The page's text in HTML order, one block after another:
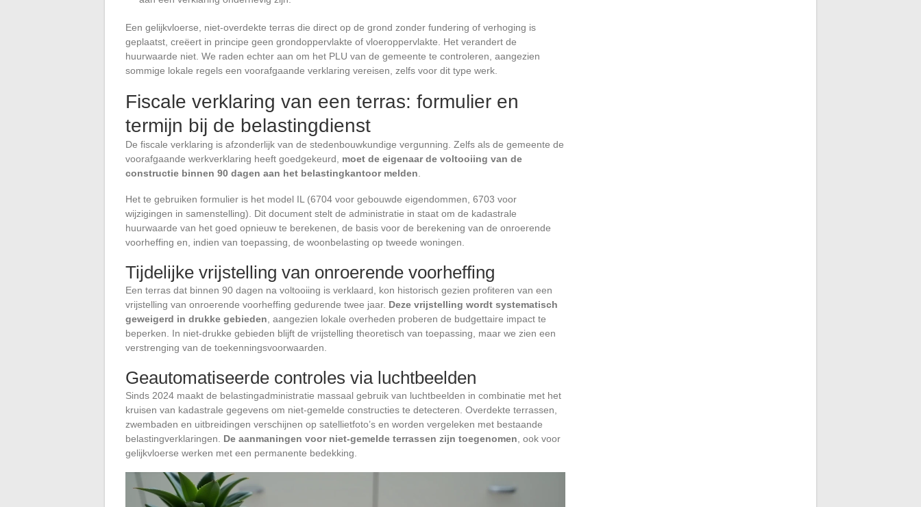
Een gelijkvloerse, niet-overdekte terras die direct op de grond zonder fundering of verhoging is
geplaatst, creëert in principe geen grondoppervlakte of vloeroppervlakte. Het verandert de
huurwaarde niet. We raden echter aan om het PLU van de gemeente te controleren, aangezien
sommige lokale regels een voorafgaande verklaring vereisen, zelfs voor dit type werk.
Fiscale verklaring van een terras: formulier en
termijn bij de belastingdienst
De fiscale verklaring is afzonderlijk van de stedenbouwkundige vergunning. Zelfs als de gemeente de
voorafgaande werkverklaring heeft goedgekeurd, moet de eigenaar de voltooiing van de
constructie binnen 90 dagen aan het belastingkantoor melden
Het te gebruiken formulier is het model IL (6704 voor gebouwde eigendommen, 6703 voor
wijzigingen in samenstelling). Dit document stelt de administratie in staat om de kadastrale
huurwaarde van het goed opnieuw te berekenen, de basis voor de berekening van de onroerende
voorheffing en, indien van toepassing, de woonbelasting op tweede woningen.
Tijdelijke vrijstelling van onroerende voorheffing
Een terras dat binnen 90 dagen na voltooiing is verklaard, kon historisch gezien profiteren van een
vrijstelling van onroerende voorheffing gedurende twee jaar. Deze vrijstelling wordt systematisch
geweigerd in drukke gebieden , aangezien lokale overheden proberen de budgettaire impact te
beperken. In niet-drukke gebieden blijft de vrijstelling theoretisch van toepassing, maar we zien een
verstrenging van de toekenningsvoorwaarden.
Geautomatiseerde controles via luchtbeelden
Sinds 2024 maakt de belastingadministratie massaal gebruik van luchtbeelden in combinatie met het
kruisen van kadastrale gegevens om niet-gemelde constructies te detecteren. Overdekte terrassen,
zwembaden en uitbreidingen verschijnen op satellietfoto’s en worden vergeleken met bestaande
belastingverklaringen. De aanmaningen voor niet-gemelde terrassen zijn toegenomen , ook voor
gelijkvloerse werken met een permanente bedekking.